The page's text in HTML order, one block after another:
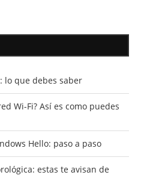
lo que debes saber
Wi-Fi? Así es como puedes
Hello: paso a paso
estas te avisan de